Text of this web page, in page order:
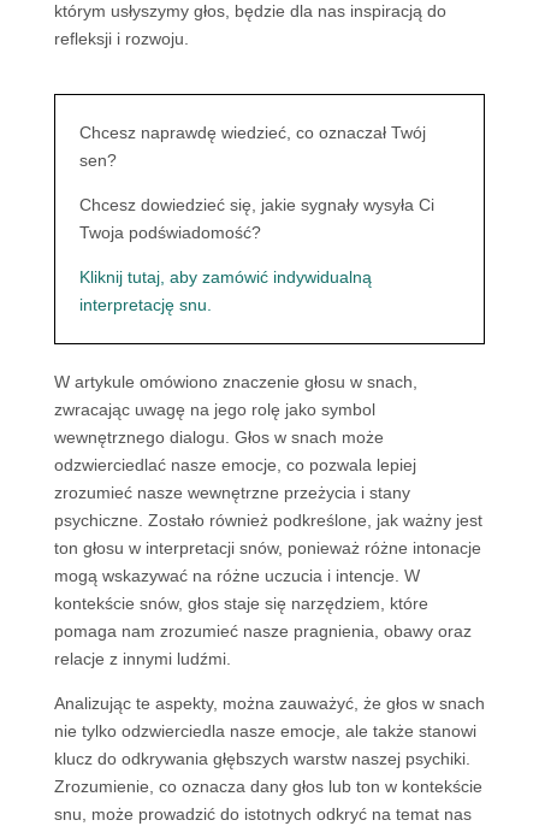
którym usłyszymy głos, będzie dla nas inspiracją do
refleksji i rozwoju.
Chcesz naprawdę wiedzieć, co oznaczał Twój
sen?
Chcesz dowiedzieć się, jakie sygnały wysyła Ci
Twoja podświadomość?
Kliknij tutaj, aby zamówić indywidualną
interpretację snu.
W artykule omówiono znaczenie głosu w snach,
zwracając uwagę na jego rolę jako symbol
wewnętrznego dialogu. Głos w snach może
odzwierciedlać nasze emocje, co pozwala lepiej
zrozumieć nasze wewnętrzne przeżycia i stany
psychiczne. Zostało również podkreślone, jak ważny jest
ton głosu w interpretacji snów, ponieważ różne intonacje
mogą wskazywać na różne uczucia i intencje. W
kontekście snów, głos staje się narzędziem, które
pomaga nam zrozumieć nasze pragnienia, obawy oraz
relacje z innymi ludźmi.
Analizując te aspekty, można zauważyć, że głos w snach
nie tylko odzwierciedla nasze emocje, ale także stanowi
klucz do odkrywania głębszych warstw naszej psychiki.
Zrozumienie, co oznacza dany głos lub ton w kontekście
snu, może prowadzić do istotnych odkryć na temat nas